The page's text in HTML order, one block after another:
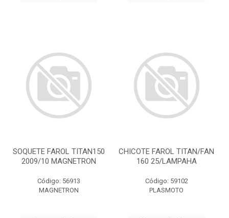
SOQUETE FAROL TITAN150
2009/10 MAGNETRON
Código: 56913
MAGNETRON
CHICOTE FAROL TITAN/FAN
160 25/LAMPAHA
Código: 59102
PLASMOTO